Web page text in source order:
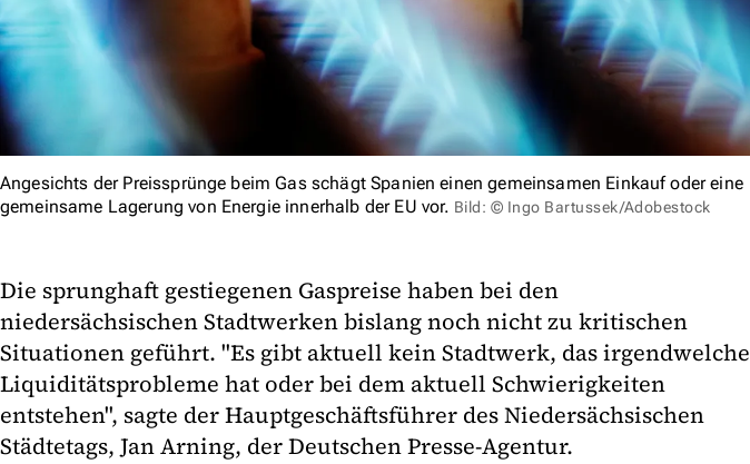
Angesichts der Preissprünge beim Gas schägt Spanien einen gemeinsamen Einkauf oder eine
gemeinsame Lagerung von Energie innerhalb der EU vor. Bild: © Ingo Bartussek/Adobestock
Die sprunghaft gestiegenen Gaspreise haben bei den
niedersächsischen Stadtwerken bislang noch nicht zu kritischen
Situationen geführt. "Es gibt aktuell kein Stadtwerk, das irgendwelche
Liquiditätsprobleme hat oder bei dem aktuell Schwierigkeiten
entstehen", sagte der Hauptgeschäftsführer des Niedersächsischen
Städtetags, Jan Arning, der Deutschen Presse-Agentur.